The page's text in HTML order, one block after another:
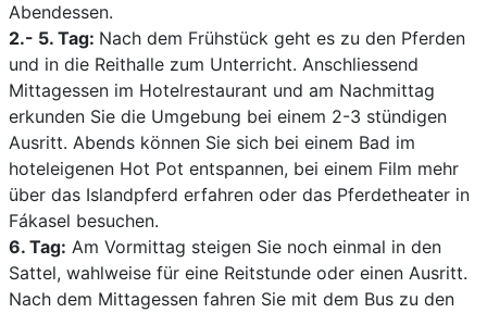
Abendessen.
2.- 5. Tag: Nach dem Frühstück geht es zu den Pferden
und in die Reithalle zum Unterricht. Anschliessend
Mittagessen im Hotelrestaurant und am Nachmittag
erkunden Sie die Umgebung bei einem 2-3 stündigen
Ausritt. Abends können Sie sich bei einem Bad im
hoteleigenen Hot Pot entspannen, bei einem Film mehr
über das Islandpferd erfahren oder das Pferdetheater in
Fákasel besuchen.
6. Tag: Am Vormittag steigen Sie noch einmal in den
Sattel, wahlweise für eine Reitstunde oder einen Ausritt.
Nach dem Mittagessen fahren Sie mit dem Bus zu den